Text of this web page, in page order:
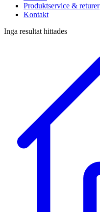
Produktservice & returer
Kontakt
Inga resultat hittades